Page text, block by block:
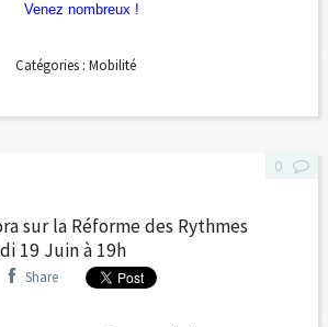
Venez nombreux !
Catégories : Mobilité
sur la Réforme des Rythmes
19 Juin à 19h
Share
0